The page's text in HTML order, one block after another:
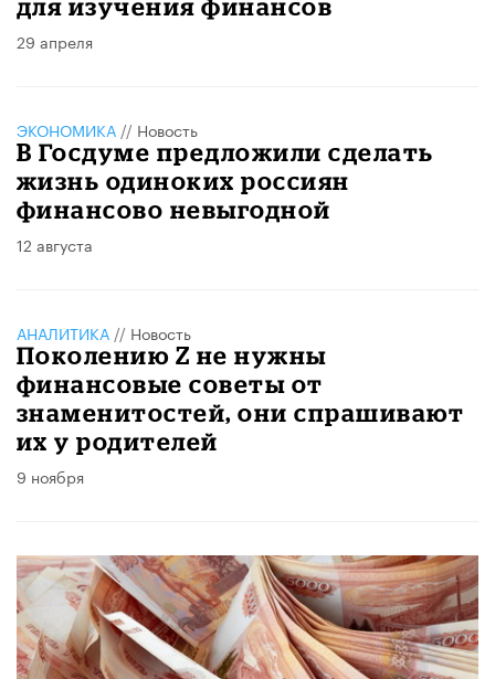
для изучения финансов
29 апреля
ЭКОНОМИКА // Новость
В Госдуме предложили сделать
жизнь одиноких россиян
финансово невыгодной
12 августа
АНАЛИТИКА // Новость
Поколению Z не нужны
финансовые советы от
знаменитостей, они спрашивают
их у родителей
9 ноября